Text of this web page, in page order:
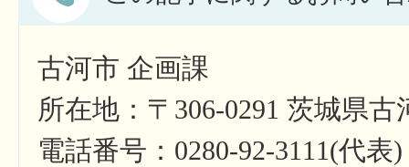
古河市 企画課
所在地：〒306-0291 茨城県
電話番号：0280-92-3111(代表)